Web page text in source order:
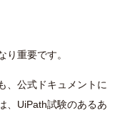
重要です。
、公式ドキュメントに
、UiPath試験のあるあ